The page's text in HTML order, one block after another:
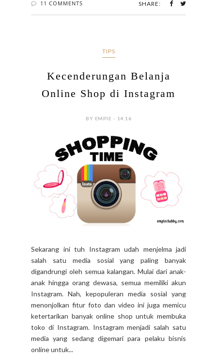
11 COMMENTS SHARE:
TIPS
Kecenderungan Belanja
Online Shop di Instagram
BY EMPIE - 14:16
Sekarang ini tuh Instagram udah menjelma jadi
salah satu media sosial yang paling banyak
digandrungi oleh semua kalangan. Mulai dari anak-
anak hingga orang dewasa, semua memiliki akun
Instagram. Nah, kepopuleran media sosial yang
menonjolkan fitur foto dan video ini juga memicu
ketertarikan banyak online shop untuk membuka
toko di Instagram. Instagram menjadi salah satu
media yang sedang digemari para pelaku bisnis
online untuk...